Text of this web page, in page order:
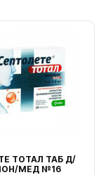
ТОТАЛ ТАБ Д/
МЕД №16